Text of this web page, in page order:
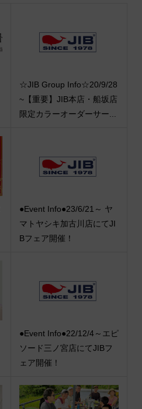
☆JIB Group Info☆20/9/28
~【重要】JIB本店・船坂店
限定カラーオーダーサー...
●Event Info●23/6/21～ ヤ
マトヤシキ加古川店にてJI
Bフェア開催！
●Event Info●22/12/4～エピ
ソード三ノ宮店にてJIBフ
ェア開催！